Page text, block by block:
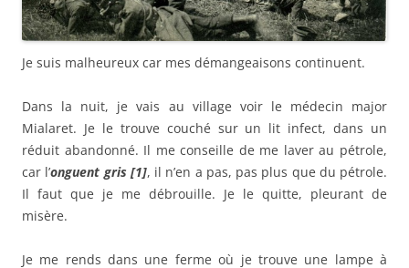
Je suis malheureux car mes démangeaisons continuent.
Dans la nuit, je vais au village voir le médecin major
Mialaret. Je le trouve couché sur un lit infect, dans un
réduit abandonné. Il me conseille de me laver au pétrole,
car l’onguent gris [1], il n’en a pas, pas plus que du pétrole.
Il faut que je me débrouille. Je le quitte, pleurant de
misère.
Je me rends dans une ferme où je trouve une lampe à